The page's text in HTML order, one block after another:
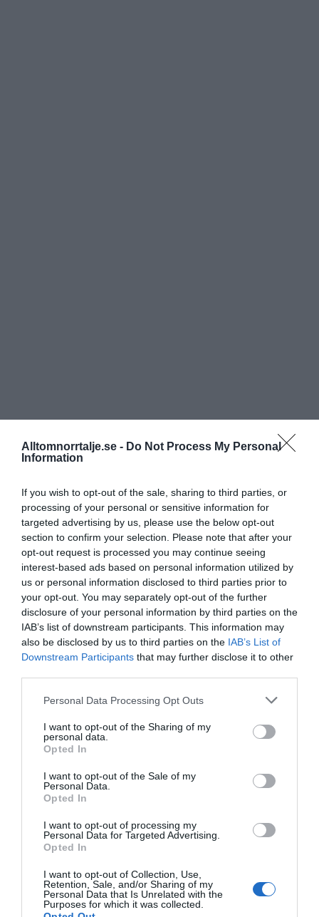
Alltomnorrtalje.se - Do Not Process My Personal
Information
If you wish to opt-out of the sale, sharing to third parties, or
processing of your personal or sensitive information for
targeted advertising by us, please use the below opt-out
section to confirm your selection. Please note that after your
opt-out request is processed you may continue seeing
interest-based ads based on personal information utilized by
us or personal information disclosed to third parties prior to
your opt-out. You may separately opt-out of the further
disclosure of your personal information by third parties on the
IAB’s list of downstream participants. This information may
also be disclosed by us to third parties on the IAB’s List of
Downstream Participants that may further disclose it to other
Personal Data Processing Opt Outs
I want to opt-out of the Sharing of my
personal data.
Opted In
I want to opt-out of the Sale of my
Personal Data.
Opted In
I want to opt-out of processing my
Personal Data for Targeted Advertising.
Opted In
I want to opt-out of Collection, Use,
Retention, Sale, and/or Sharing of my
Personal Data that Is Unrelated with the
Purposes for which it was collected.